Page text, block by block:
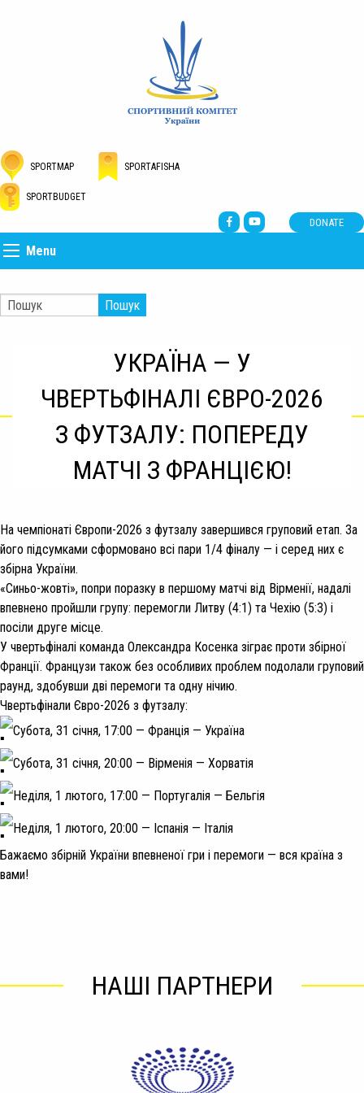
SPORTMAP SPORTAFISHA
SPORTBUDGET
DONATE
Menu
Пошук
УКРАЇНА — У
ЧВЕРТЬФІНАЛІ ЄВРО-2026
З ФУТЗАЛУ: ПОПЕРЕДУ
МАТЧІ З ФРАНЦІЄЮ!
На чемпіонаті Європи-2026 з футзалу завершився груповий етап. За
його підсумками сформовано всі пари 1/4 фіналу — і серед них є
збірна України.
«Синьо-жовті», попри поразку в першому матчі від Вірменії, надалі
впевнено пройшли групу: перемогли Литву (4:1) та Чехію (5:3) і
посіли друге місце.
У чвертьфіналі команда Олександра Косенка зіграє проти збірної
Франції. Французи також без особливих проблем подолали груповий
раунд, здобувши дві перемоги та одну нічию.
Чвертьфінали Євро-2026 з футзалу:
Субота, 31 січня, 17:00 — Франція — Україна
Субота, 31 січня, 20:00 — Вірменія — Хорватія
Неділя, 1 лютого, 17:00 — Португалія — Бельгія
Неділя, 1 лютого, 20:00 — Іспанія — Італія
Бажаємо збірній України впевненої гри і перемоги — вся країна з
вами!
НАШІ ПАРТНЕРИ